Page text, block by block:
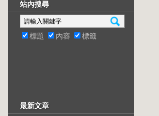
站內搜尋
標題 內容 標籤
最新文章